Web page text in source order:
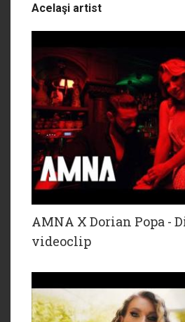
Acelaşi artist
AMNA X Dorian Popa -
videoclip